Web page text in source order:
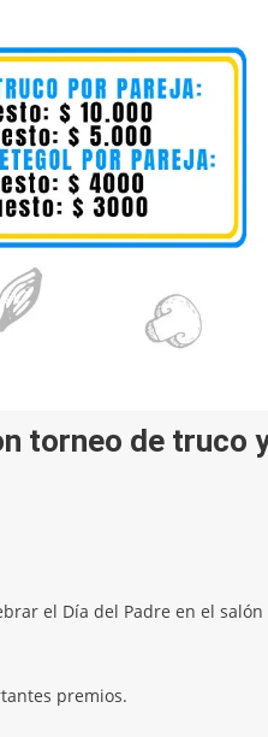
torneo de truco
el Día del Padre en el salón
premios.